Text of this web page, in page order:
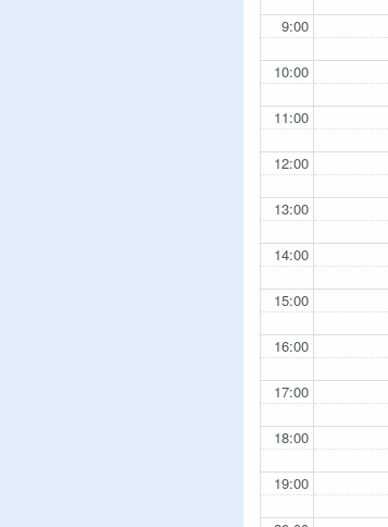
9:00
10:00
11:00
12:00
13:00
14:00
15:00
16:00
17:00
18:00
19:00